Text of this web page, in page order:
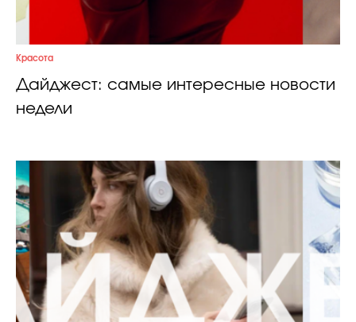
Красота
Дайджест: самые интересные новости
недели